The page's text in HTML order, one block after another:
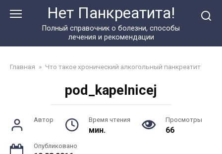
Нет Панкреатита!
Полный справочник о болезни, способы
лечения и рекомендации
Главная » Что такое хронический алкогольный панкреатит
pod_kapelnicej
Автор Время чтения
мин.
Просмотры
66
Опубликовано